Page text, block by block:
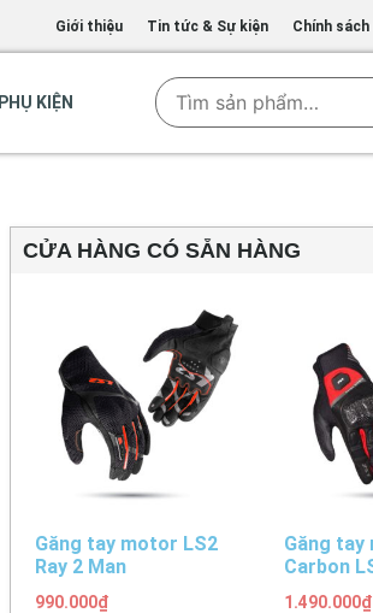
Giới thiệu Tin tức & Sự kiện Chính
PHỤ KIỆN
CỬA HÀNG CÓ SẴN HÀNG
Găng tay motor LS2
Ray 2 Man
990.000₫
Găng
Carbon
1.490.000₫